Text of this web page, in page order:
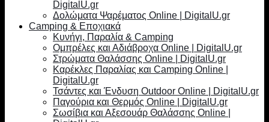
DigitalU.gr
Δολώματα Ψαρέματος Online | DigitalU.gr
Camping & Εποχιακά
Κυνήγι, Παραλία & Camping
Ομπρέλες και Αδιάβροχα Online | DigitalU.gr
Στρώματα Θαλάσσης Online | DigitalU.gr
Καρέκλες Παραλίας και Camping Online |
DigitalU.gr
Τσάντες και Ένδυση Outdoor Online | DigitalU.gr
Παγούρια και Θερμός Online | DigitalU.gr
Σωσίβια και Αξεσουάρ Θαλάσσης Online |